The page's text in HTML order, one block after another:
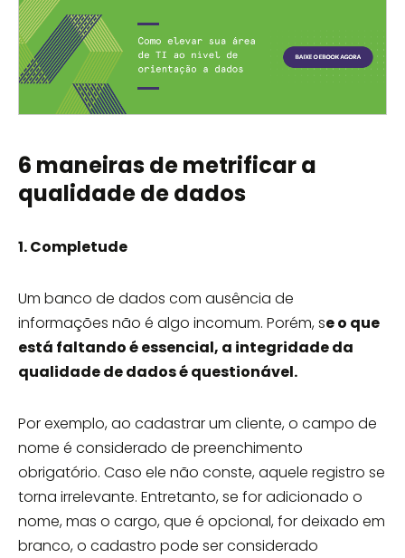
6 maneiras de metrificar a
qualidade de dados
1. Completude
Um banco de dados com ausência de
informações não é algo incomum. Porém, se o que
está faltando é essencial, a integridade da
qualidade de dados é questionável.
Por exemplo, ao cadastrar um cliente, o campo de
nome é considerado de preenchimento
obrigatório. Caso ele não conste, aquele registro se
torna irrelevante. Entretanto, se for adicionado o
nome, mas o cargo, que é opcional, for deixado em
branco, o cadastro pode ser considerado